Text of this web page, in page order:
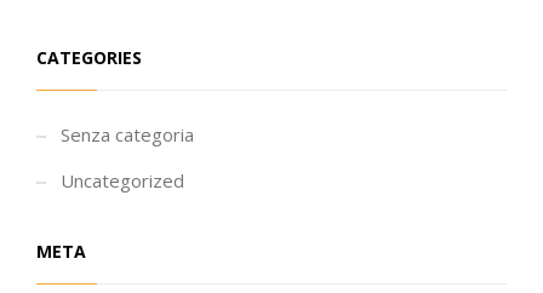
CATEGORIES
Senza categoria
Uncategorized
META